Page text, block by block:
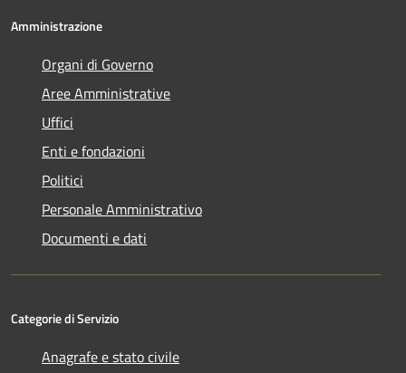
Amministrazione
Organi di Governo
Aree Amministrative
Uffici
Enti e fondazioni
Politici
Personale Amministrativo
Documenti e dati
Categorie di Servizio
Anagrafe e stato civile